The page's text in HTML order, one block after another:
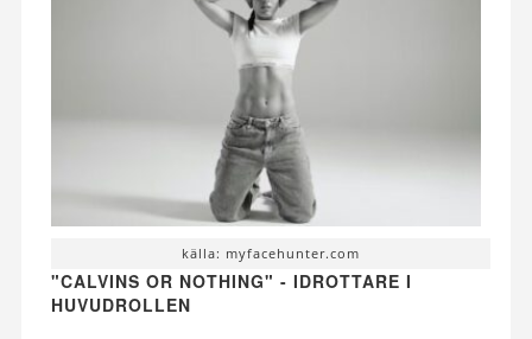
källa: myfacehunter.com
"CALVINS OR NOTHING" - IDROTTARE I
HUVUDROLLEN